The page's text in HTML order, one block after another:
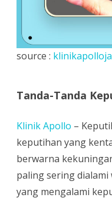
source :
Tanda-Tanda
Klinik Apollo –
keputihan yang
berwarna
paling sering
yang mengalami